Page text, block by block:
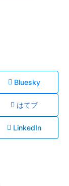
Bluesky
はてブ
LinkedIn